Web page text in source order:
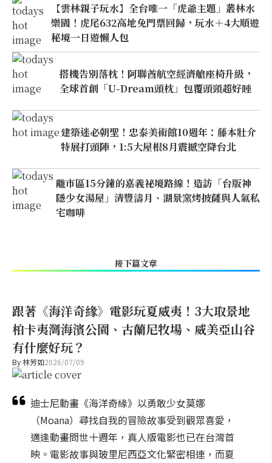
【雲林親子玩水】全台唯一「虎爺主題」叢林水
樂園！虎尾632高地免門票回歸，玩水＋4大順遊
秘境一日遊懶人包
搭機告別落枕！阿聯酋航空經濟艙座椅升級，
全球首創「U-Dream頭枕」包覆頭頸超好睡
建築迷必朝聖！忠泰美術館10週年：藤本壯介
特展打頭陣，1:5大屋根8月震撼空降台北
離市區15分鐘的嘉義祕境路線！造訪「台版神
隱少女湯屋」清豐濤月、湖景窯烤披薩與人氣私
宅咖啡
接下篇文章
跟著《海洋奇緣》電影玩夏威夷！3大取景地
柏卡夷灣海濱公園、古蘭尼牧場、威美亞山谷
有什麼好玩？
By林芳如2026/07/09
迪士尼動畫《海洋奇緣》以勇敢少女莫娜
（Moana）尋找自我的冒險故事受到觀眾喜愛，
適逢動畫問世十週年，真人版電影也已在台灣首
映。電影故事與玻里尼西亞文化緊密相連，而夏